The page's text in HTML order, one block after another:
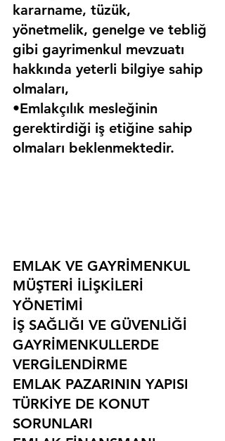
kararname, tüzük,
yönetmelik, genelge ve tebliğ
gibi gayrimenkul mevzuatı
hakkında yeterli bilgiye sahip
olmaları,
•Emlakçılık mesleğinin
gerektirdiği iş etiğine sahip
olmaları beklenmektedir.
EMLAK VE GAYRİMENKUL
MÜŞTERİ İLİŞKİLERİ
YÖNETİMİ
İŞ SAĞLIĞI VE GÜVENLİĞİ
GAYRİMENKULLERDE
VERGİLENDİRME
EMLAK PAZARININ YAPISI
TÜRKİYE DE KONUT
SORUNLARI